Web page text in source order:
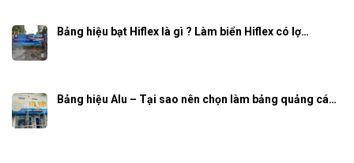
Bảng hiệu bạt Hiflex là gì ? Làm biển Hiflex có lợ…
Bảng hiệu Alu – Tại sao nên chọn làm bảng quảng cá…